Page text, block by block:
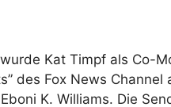
Kat Timpf als Co-
des Fox News
K. Williams. Die